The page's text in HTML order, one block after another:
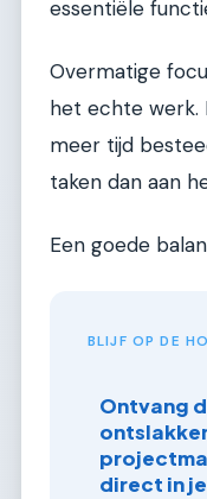
essentiële
Overmatige
het echte werk.
meer tijd
taken dan aan
Een goede
BLIJF OP DE
Ontvang
direct in